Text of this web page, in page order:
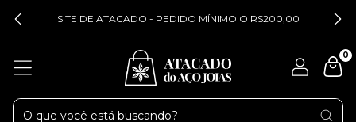
SITE DE ATACADO - PEDIDO MÍNIMO O R$200,00
0